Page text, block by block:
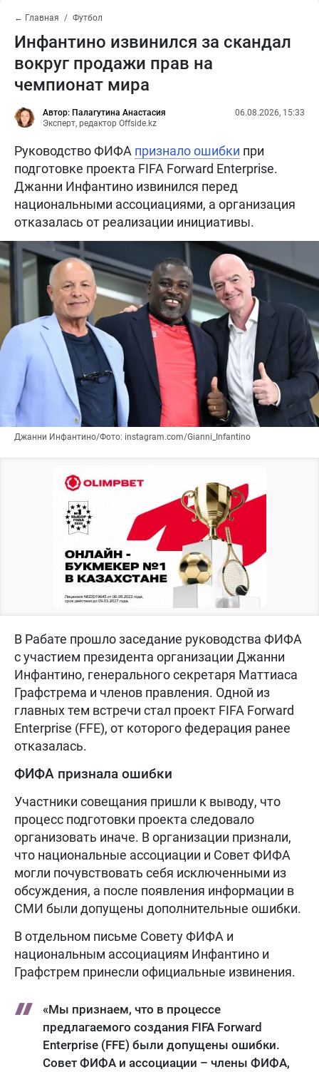
← Главная Футбол
Инфантино извинился за скандал
вокруг продажи прав на
чемпионат мира
Автор: Палагутина Анастасия
Эксперт, редактор Offside.kz
06.08.2026, 15:33
Руководство ФИФА признало ошибки при
подготовке проекта FIFA Forward Enterprise.
Джанни Инфантино извинился перед
национальными ассоциациями, а организация
отказалась от реализации инициативы.
Джанни Инфантино/Фото: instagram.com/Gianni_Infantino
В Рабате прошло заседание руководства ФИФА
с участием президента организации Джанни
Инфантино, генерального секретаря Маттиаса
Графстрема и членов правления. Одной из
главных тем встречи стал проект FIFA Forward
Enterprise (FFE), от которого федерация ранее
отказалась.
ФИФА признала ошибки
Участники совещания пришли к выводу, что
процесс подготовки проекта следовало
организовать иначе. В организации признали,
что национальные ассоциации и Совет ФИФА
могли почувствовать себя исключенными из
обсуждения, а после появления информации в
СМИ были допущены дополнительные ошибки.
В отдельном письме Совету ФИФА и
национальным ассоциациям Инфантино и
Графстрем принесли официальные извинения.
«Мы признаем, что в процессе
предлагаемого создания FIFA Forward
Enterprise (FFE) были допущены ошибки.
Совет ФИФА и ассоциации – члены ФИФА,